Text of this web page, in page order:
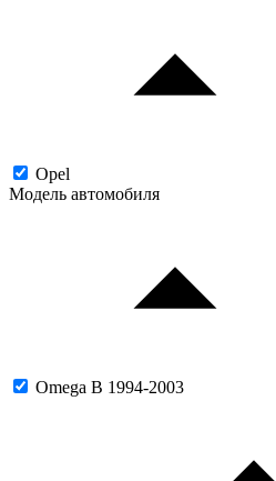
Opel
Модель автомобиля
Omega B 1994-2003